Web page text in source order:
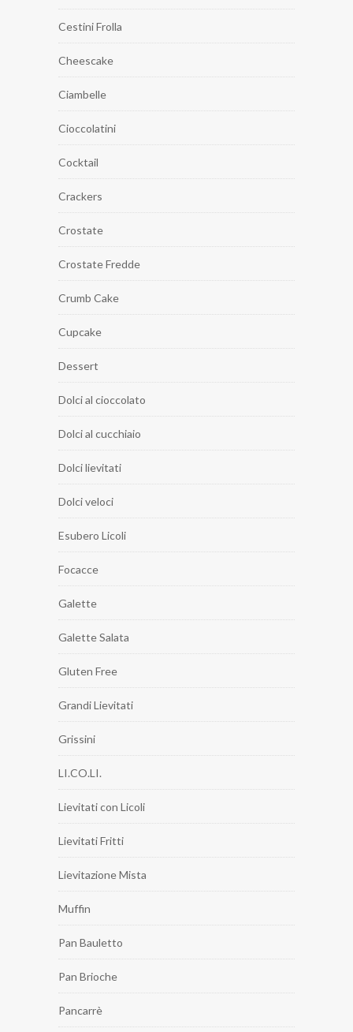
Cestini Frolla
Cheescake
Ciambelle
Cioccolatini
Cocktail
Crackers
Crostate
Crostate Fredde
Crumb Cake
Cupcake
Dessert
Dolci al cioccolato
Dolci al cucchiaio
Dolci lievitati
Dolci veloci
Esubero Licoli
Focacce
Galette
Galette Salata
Gluten Free
Grandi Lievitati
Grissini
LI.CO.LI.
Lievitati con Licoli
Lievitati Fritti
Lievitazione Mista
Muffin
Pan Bauletto
Pan Brioche
Pancarrè